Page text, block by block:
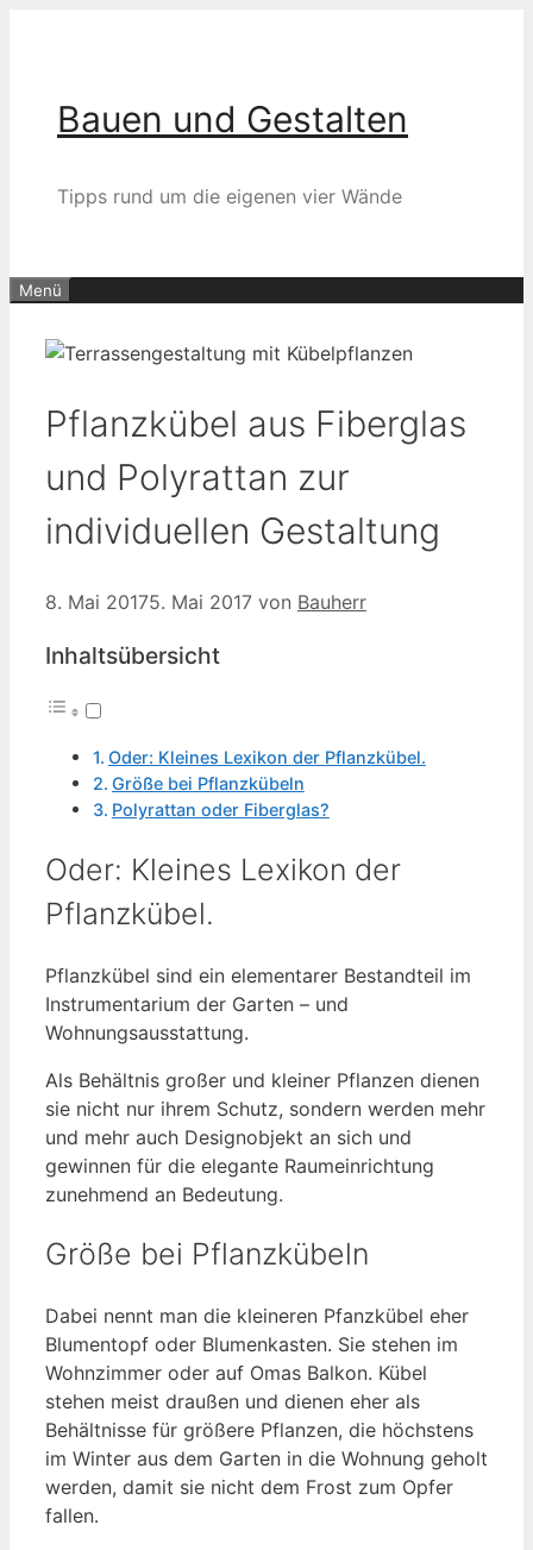
Bauen und Gestalten
Tipps rund um die eigenen vier Wände
Menü
Pflanzkübel aus Fiberglas
und Polyrattan zur
individuellen Gestaltung
8. Mai 20175. Mai 2017 von Bauherr
Inhaltsübersicht
Oder: Kleines Lexikon der Pflanzkübel.
Größe bei Pflanzkübeln
Polyrattan oder Fiberglas?
Oder: Kleines Lexikon der
Pflanzkübel.
Pflanzkübel sind ein elementarer Bestandteil im
Instrumentarium der Garten – und
Wohnungsausstattung.
Als Behältnis großer und kleiner Pflanzen dienen
sie nicht nur ihrem Schutz, sondern werden mehr
und mehr auch Designobjekt an sich und
gewinnen für die elegante Raumeinrichtung
zunehmend an Bedeutung.
Größe bei Pflanzkübeln
Dabei nennt man die kleineren Pfanzkübel eher
Blumentopf oder Blumenkasten. Sie stehen im
Wohnzimmer oder auf Omas Balkon. Kübel
stehen meist draußen und dienen eher als
Behältnisse für größere Pflanzen, die höchstens
im Winter aus dem Garten in die Wohnung geholt
werden, damit sie nicht dem Frost zum Opfer
fallen.